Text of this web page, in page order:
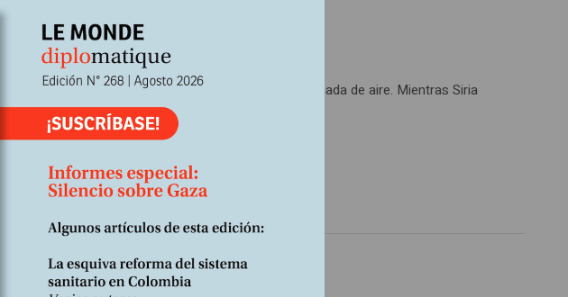
divisiones confesionales, buscan una nueva bocanada de aire. Mientras Siria
pueden convertirse en una realidad.